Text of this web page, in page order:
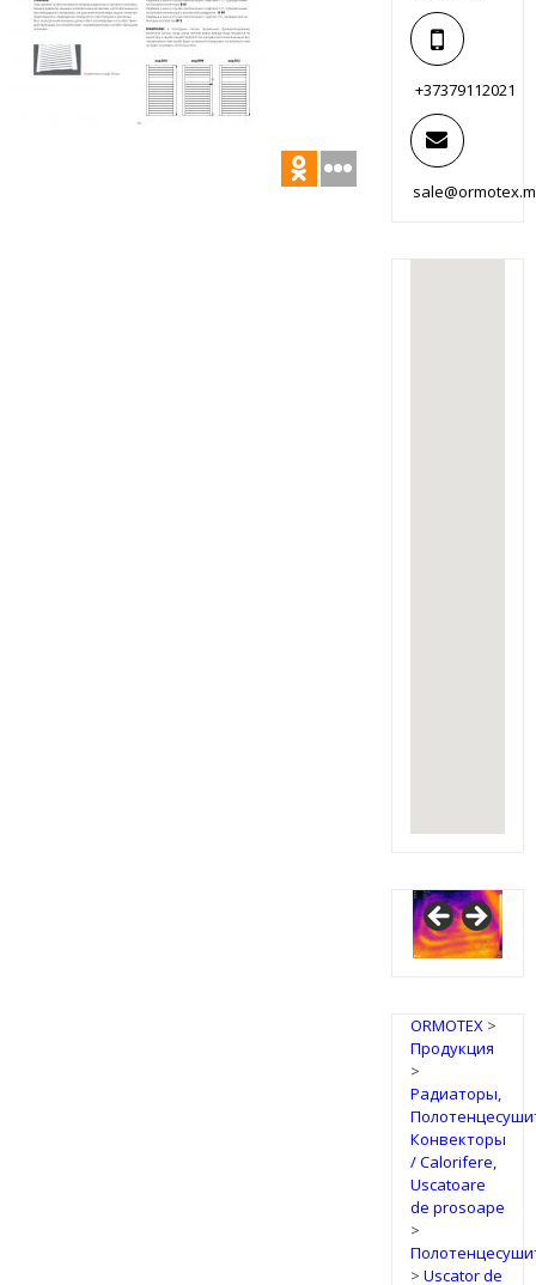
+37379112021
ORMOTEX>
Продукция
>
Радиаторы,
Конвекторы
/ Calorifere,
Uscatoare
de prosoape
>
> Uscator de